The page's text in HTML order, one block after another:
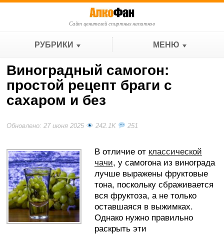
Сайт ценителей спиртных напитков
РУБРИКИ МЕНЮ
Виноградный самогон:
простой рецепт браги с
сахаром и без
Обновлено: 27 июня 2025 242.1K 251
В отличие от классической
чачи, у самогона из винограда
лучше выражены фруктовые
тона, поскольку сбраживается
вся фруктоза, а не только
оставшаяся в выжимках.
Однако нужно правильно
раскрыть эти